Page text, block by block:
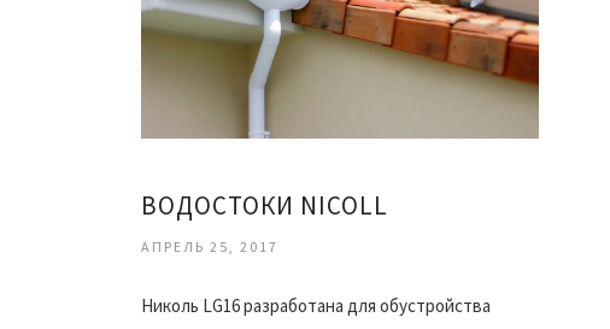
ВОДОСТОКИ NICOLL
АПРЕЛЬ 25, 2017
Николь LG16 разработана для обустройства